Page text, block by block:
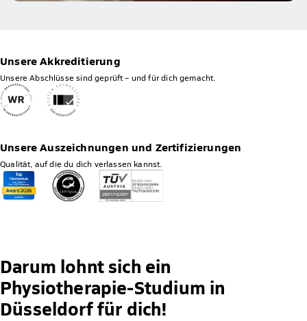
Unsere Akkreditierung
Unsere Abschlüsse sind geprüft – und für dich gemacht.
Unsere Auszeichnungen und Zertifizierungen
Qualität, auf die du dich verlassen kannst.
Darum lohnt sich ein
Physiotherapie-Studium in
Düsseldorf für dich!